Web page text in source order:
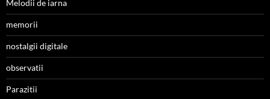
Melodii de iarna
memorii
nostalgii digitale
observatii
Parazitii